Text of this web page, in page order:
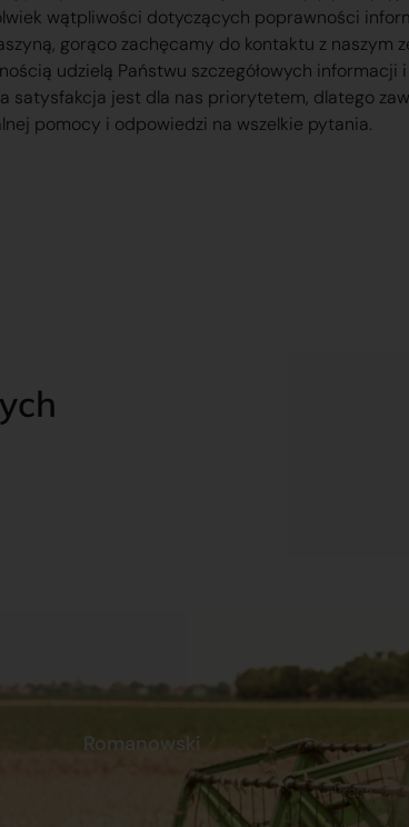
wątpliwości dotyczących poprawności
gorąco zachęcamy do kontaktu z naszym
udzielą Państwu szczegółowych informacji
satysfakcja jest dla nas priorytetem, dlatego
pomocy i odpowiedzi na wszelkie pytania.
Romanowski
Praca